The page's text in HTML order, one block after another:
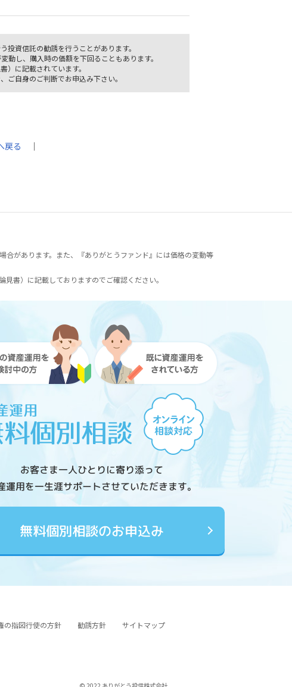
資信託の勧誘を行うことがあります。
し、購入時の価額を下回ることもあります。
に記載されています。
自身のご判断でお申込み下さい。
戻る ｜
があります。また、『ありがとうファンド』には価格の変動等
見書）に記載しておりますのでご確認ください。
お客さま一人ひとりに寄り添って
運用を一生涯サポートさせていただきます。
無料個別相談のお申込み
の指図行使の方針 勧誘方針 サイトマップ